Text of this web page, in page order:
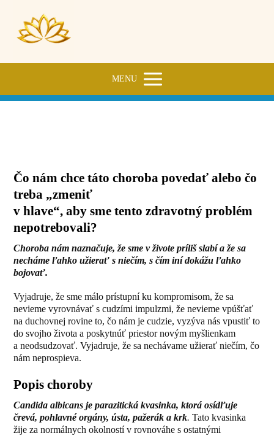
MENU
Čo nám chce táto choroba povedať alebo čo
treba „zmeniť
v hlave“, aby sme tento zdravotný problém
nepotrebovali?
Choroba nám naznačuje, že sme v živote príliš slabí a že sa
necháme ľahko užierať s niečím, s čím iní dokážu ľahko
bojovať.
Vyjadruje, že sme málo prístupní ku kompromisom, že sa
nevieme vyrovnávať s cudzími impulzmi, že nevieme vpúšťať
na duchovnej rovine to, čo nám je cudzie, vyzýva nás vpustiť to
do svojho života a poskytnúť priestor novým myšlienkam
a neodsudzovať. Vyjadruje, že sa nechávame užierať niečím, čo
nám neprospieva.
Popis choroby
Candida albicans je parazitická kvasinka, ktorá osídľuje
črevá, pohlavné orgány, ústa, pažerák a krk. Tato kvasinka
žije za normálnych okolností v rovnováhe s ostatnými